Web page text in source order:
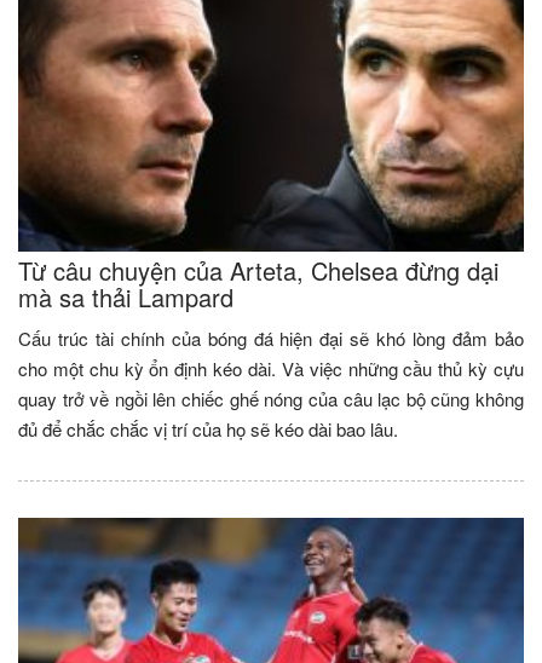
Từ câu chuyện của Arteta, Chelsea đừng dại
mà sa thải Lampard
Cấu trúc tài chính của bóng đá hiện đại sẽ khó lòng đảm bảo
cho một chu kỳ ổn định kéo dài. Và việc những cầu thủ kỳ cựu
quay trở về ngồi lên chiếc ghế nóng của câu lạc bộ cũng không
đủ để chắc chắc vị trí của họ sẽ kéo dài bao lâu.